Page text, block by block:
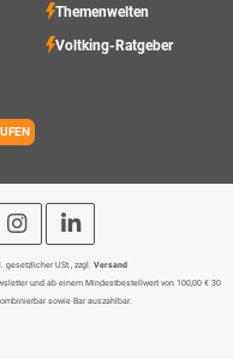
Themenwelten
Voltking-Ratgeber
gesetzlicher USt., zzgl. Versand
und ab einem Mindestbestellwert von 100,00 € 30
sowie Bar auszahlbar.